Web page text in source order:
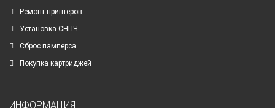
Ремонт принтеров
Установка СНПЧ
Сброс памперса
Покупка картриджей
ИНФОРМАЦИЯ